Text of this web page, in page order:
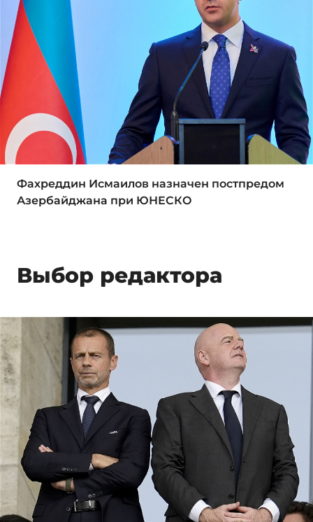
Фахреддин Исмаилов назначен постпредом
Азербайджана при ЮНЕСКО
Выбор редактора